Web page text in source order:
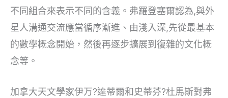
不同組合來表示不同的含義。弗羅登塞爾認為,與外
星人溝通交流應當循序漸進、由淺入深,先從最基本
的數學概念開始，然後再逐步擴展到復雜的文化概
念等。
加拿大天文學家伊万?達蒂爾和史蒂芬?杜馬斯對弗